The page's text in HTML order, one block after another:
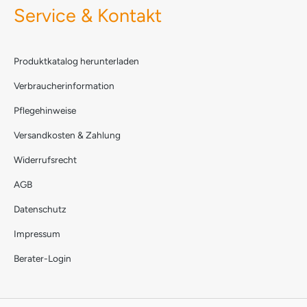
Service & Kontakt
Produktkatalog herunterladen
Verbraucherinformation
Pflegehinweise
Versandkosten & Zahlung
Widerrufsrecht
AGB
Datenschutz
Impressum
Berater-Login